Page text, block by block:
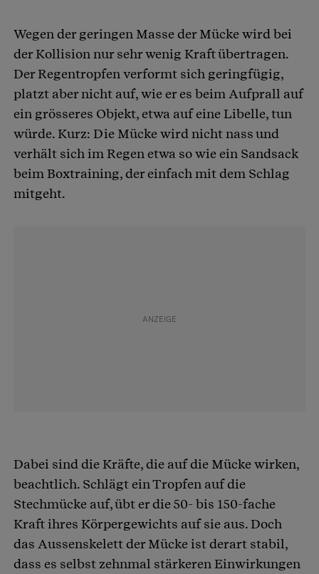
Wegen der geringen Masse der Mücke wird bei
der Kollision nur sehr wenig Kraft übertragen.
Der Regentropfen verformt sich geringfügig,
platzt aber nicht auf, wie er es beim Aufprall auf
ein grösseres Objekt, etwa auf eine Libelle, tun
würde. Kurz: Die Mücke wird nicht nass und
verhält sich im Regen etwa so wie ein Sandsack
beim Boxtraining, der einfach mit dem Schlag
mitgeht.
Dabei sind die Kräfte, die auf die Mücke wirken,
beachtlich. Schlägt ein Tropfen auf die
Stechmücke auf, übt er die 50- bis 150-fache
Kraft ihres Körpergewichts auf sie aus. Doch
das Aussenskelett der Mücke ist derart stabil,
dass es selbst zehnmal stärkeren Einwirkungen